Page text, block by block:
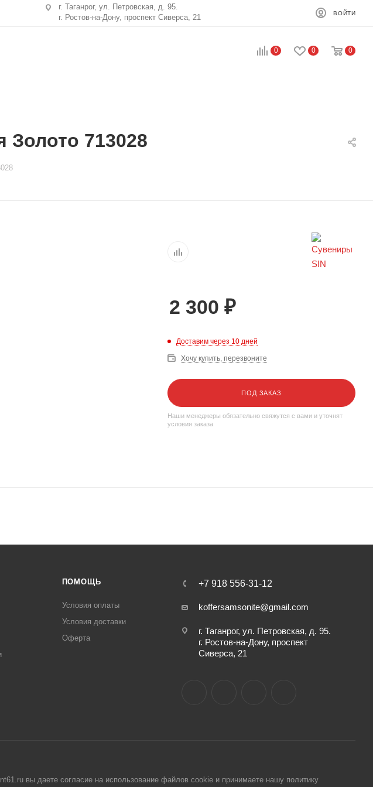
г. Таганрог, ул. Петровская, д. 95.
г. Ростов-на-Дону, проспект Сиверса, 21
ВОЙТИ
0 0 0
Золото 713028
2 300 ₽
Доставим через 10 дней
Хочу купить, перезвоните
ПОД ЗАКАЗ
Наши менеджеры обязательно свяжутся с вами и уточнят
условия заказа
ПОМОЩЬ
Условия оплаты
Условия доставки
Оферта
+7 918 556-31-12
koffersamsonite@gmail.com
г. Таганрог, ул. Петровская, д. 95.
г. Ростов-на-Дону, проспект
Сиверса, 21
вы даете согласие на использование файлов cookie и принимаете нашу политику